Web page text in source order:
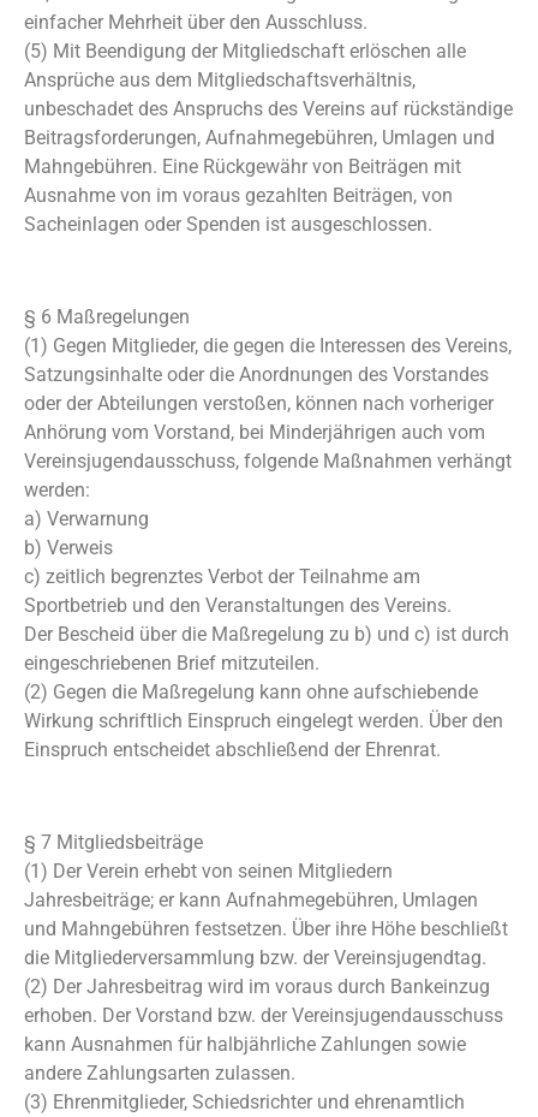
einfacher Mehrheit über den Ausschluss.
(5) Mit Beendigung der Mitgliedschaft erlöschen alle
Ansprüche aus dem Mitgliedschaftsverhältnis,
unbeschadet des Anspruchs des Vereins auf rückständige
Beitragsforderungen, Aufnahmegebühren, Umlagen und
Mahngebühren. Eine Rückgewähr von Beiträgen mit
Ausnahme von im voraus gezahlten Beiträgen, von
Sacheinlagen oder Spenden ist ausgeschlossen.
§ 6 Maßregelungen
(1) Gegen Mitglieder, die gegen die Interessen des Vereins,
Satzungsinhalte oder die Anordnungen des Vorstandes
oder der Abteilungen verstoßen, können nach vorheriger
Anhörung vom Vorstand, bei Minderjährigen auch vom
Vereinsjugendausschuss, folgende Maßnahmen verhängt
werden:
a) Verwarnung
b) Verweis
c) zeitlich begrenztes Verbot der Teilnahme am
Sportbetrieb und den Veranstaltungen des Vereins.
Der Bescheid über die Maßregelung zu b) und c) ist durch
eingeschriebenen Brief mitzuteilen.
(2) Gegen die Maßregelung kann ohne aufschiebende
Wirkung schriftlich Einspruch eingelegt werden. Über den
Einspruch entscheidet abschließend der Ehrenrat.
§ 7 Mitgliedsbeiträge
(1) Der Verein erhebt von seinen Mitgliedern
Jahresbeiträge; er kann Aufnahmegebühren, Umlagen
und Mahngebühren festsetzen. Über ihre Höhe beschließt
die Mitgliederversammlung bzw. der Vereinsjugendtag.
(2) Der Jahresbeitrag wird im voraus durch Bankeinzug
erhoben. Der Vorstand bzw. der Vereinsjugendausschuss
kann Ausnahmen für halbjährliche Zahlungen sowie
andere Zahlungsarten zulassen.
(3) Ehrenmitglieder, Schiedsrichter und ehrenamtlich